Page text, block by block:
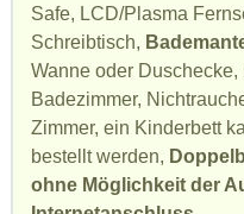
Safe, LCD/Plasma
Schreibtisch,
Wanne oder
Badezimmer,
Zimmer, ein Kinderbett
bestellt werden,
ohne Möglichkeit der